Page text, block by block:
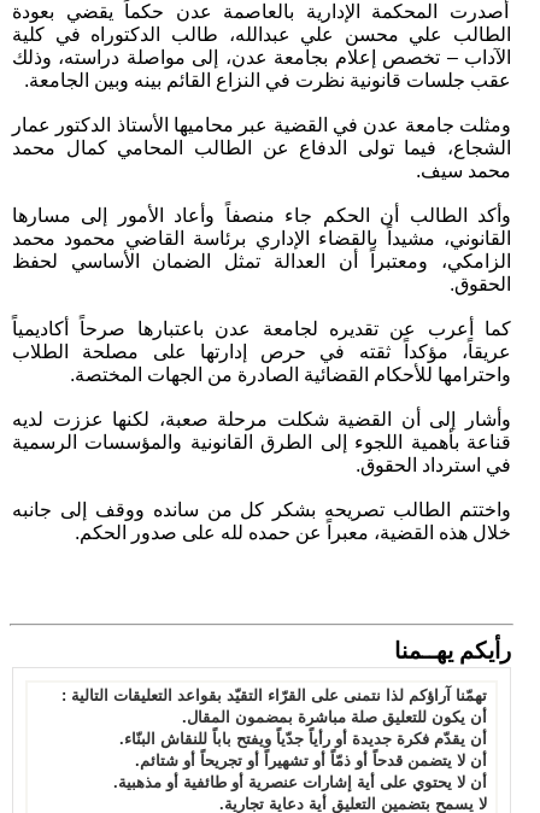
أصدرت المحكمة الإدارية بالعاصمة عدن حكماً يقضي بعودة
الطالب علي محسن علي عبدالله، طالب الدكتوراه في كلية
الآداب – تخصص إعلام بجامعة عدن، إلى مواصلة دراسته، وذلك
عقب جلسات قانونية نظرت في النزاع القائم بينه وبين الجامعة.
ومثلت جامعة عدن في القضية عبر محاميها الأستاذ الدكتور عمار
الشجاع، فيما تولى الدفاع عن الطالب المحامي كمال محمد
محمد سيف.
وأكد الطالب أن الحكم جاء منصفاً وأعاد الأمور إلى مسارها
القانوني، مشيداً بالقضاء الإداري برئاسة القاضي محمود محمد
الزامكي، ومعتبراً أن العدالة تمثل الضمان الأساسي لحفظ
الحقوق.
كما أعرب عن تقديره لجامعة عدن باعتبارها صرحاً أكاديمياً
عريقاً، مؤكداً ثقته في حرص إدارتها على مصلحة الطلاب
واحترامها للأحكام القضائية الصادرة من الجهات المختصة.
وأشار إلى أن القضية شكلت مرحلة صعبة، لكنها عززت لديه
قناعة بأهمية اللجوء إلى الطرق القانونية والمؤسسات الرسمية
في استرداد الحقوق.
واختتم الطالب تصريحه بشكر كل من سانده ووقف إلى جانبه
خلال هذه القضية، معبراً عن حمده لله على صدور الحكم.
رأيكم يهــمنا
تهمّنا آراؤكم لذا نتمنى على القرّاء التقيّد بقواعد التعليقات التالية :
أن يكون للتعليق صلة مباشرة بمضمون المقال.
أن يقدّم فكرة جديدة أو رأياً جدّياً ويفتح باباً للنقاش البنّاء.
أن لا يتضمن قدحاً أو ذمّاً أو تشهيراً أو تجريحاً أو شتائم.
أن لا يحتوي على أية إشارات عنصرية أو طائفية أو مذهبية.
لا يسمح بتضمين التعليق أية دعاية تجارية.